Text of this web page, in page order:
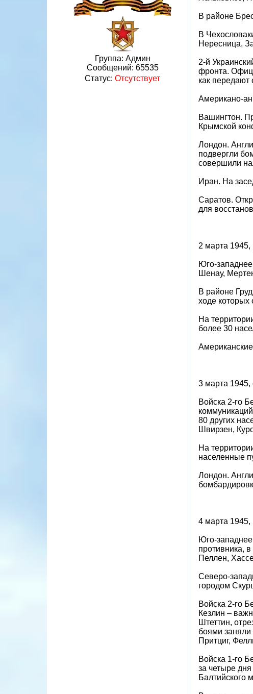
Группа: Админ
Сообщений: 65535
Статус: Отсутствует
В районе
В
Нересница,
2-й
фронта.
как
Американо-
Вашингтон.
Крымской
Лондон.
подвергли
совершили
Иран. На
Саратов.
для
2 марта 1945,
Юго-
Шенау,
В районе
ходе которых
На
более 30
3 марта 1945,
Войска 2-го
80 других
Швирзен,
На
населенные
Лондон.
4 марта 1945,
Юго-
противника,
Пеллен,
Северо-
городом
Войска 2-го
Кезлин –
Штеттин,
боями заняли
Притциг,
Войска 1-го
за четыре
Балтийского